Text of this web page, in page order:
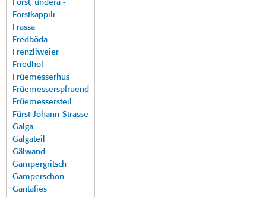
Forst, undera -
Forstkappili
Frassa
Fredböda
Frenzliweier
Friedhof
Früemesserhus
Früemesserspfruend
Früemessersteil
Fürst-Johann-Strasse
Galga
Galgateil
Gälwand
Gampergritsch
Gamperschon
Gantafies